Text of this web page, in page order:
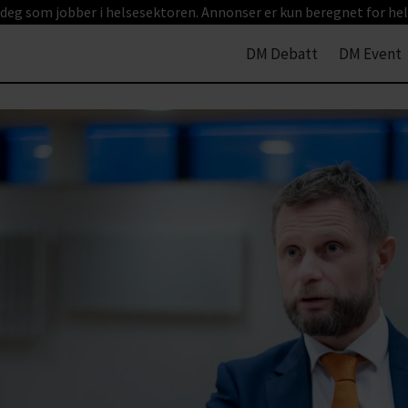
som jobber i helsesektoren. Annonser er kun beregnet for
DM Debatt DM Event